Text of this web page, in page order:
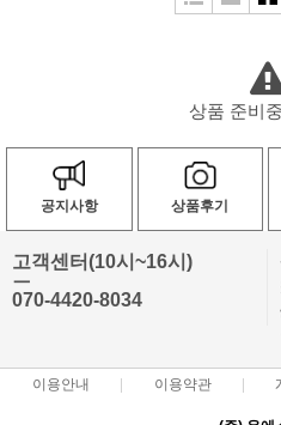
상품 준비
공지사항 상품후기
고객센터(10시~16시)
ㅡ
070-4420-8034
이용안내 이용약관